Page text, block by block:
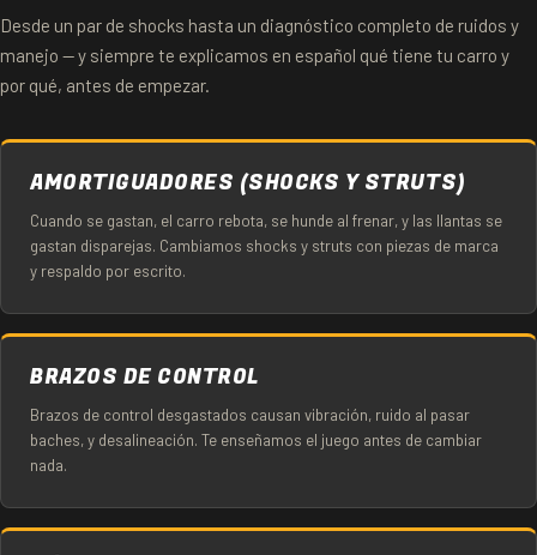
Desde un par de shocks hasta un diagnóstico completo de ruidos y
manejo — y siempre te explicamos en español qué tiene tu carro y
por qué, antes de empezar.
AMORTIGUADORES (SHOCKS Y STRUTS)
Cuando se gastan, el carro rebota, se hunde al frenar, y las llantas se
gastan disparejas. Cambiamos shocks y struts con piezas de marca
y respaldo por escrito.
BRAZOS DE CONTROL
Brazos de control desgastados causan vibración, ruido al pasar
baches, y desalineación. Te enseñamos el juego antes de cambiar
nada.